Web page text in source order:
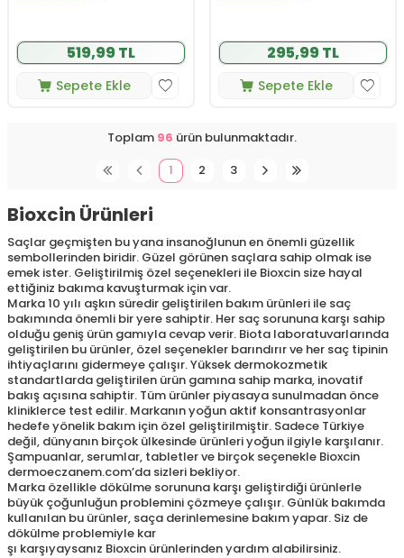
519,99 TL
Sepete Ekle
295,99 TL
Sepete Ekle
Toplam 96 ürün bulunmaktadır.
1
2 3
Bioxcin Ürünleri
Saçlar geçmişten bu yana insanoğlunun en önemli güzellik
sembollerinden biridir. Güzel görünen saçlara sahip olmak ise
emek ister. Geliştirilmiş özel seçenekleri ile Bioxcin size hayal
ettiğiniz bakıma kavuşturmak için var.
Marka 10 yılı aşkın süredir geliştirilen bakım ürünleri ile saç
bakımında önemli bir yere sahiptir. Her saç sorununa karşı sahip
olduğu geniş ürün gamıyla cevap verir. Biota laboratuvarlarında
geliştirilen bu ürünler, özel seçenekler barındırır ve her saç tipinin
ihtiyaçlarını gidermeye çalışır. Yüksek dermokozmetik
standartlarda geliştirilen ürün gamına sahip marka, inovatif
bakış açısına sahiptir. Tüm ürünler piyasaya sunulmadan önce
kliniklerce test edilir. Markanın yoğun aktif konsantrasyonlar
hedefe yönelik bakım için özel geliştirilmiştir. Sadece Türkiye
değil, dünyanın birçok ülkesinde ürünleri yoğun ilgiyle karşılanır.
Şampuanlar, serumlar, tabletler ve birçok seçenekle Bioxcin
dermoeczanem.com’da sizleri bekliyor.
Marka özellikle dökülme sorununa karşı geliştirdiği ürünlerle
büyük çoğunluğun problemini çözmeye çalışır. Günlük bakımda
kullanılan bu ürünler, saça derinlemesine bakım yapar. Siz de
dökülme problemiyle kar
şı karşıyaysanız Bioxcin ürünlerinden yardım alabilirsiniz.